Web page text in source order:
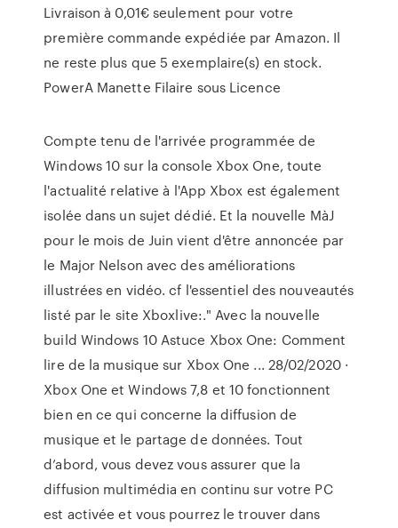
Livraison à 0,01€ seulement pour votre
première commande expédiée par Amazon. Il
ne reste plus que 5 exemplaire(s) en stock.
PowerA Manette Filaire sous Licence
Compte tenu de l'arrivée programmée de
Windows 10 sur la console Xbox One, toute
l'actualité relative à l'App Xbox est également
isolée dans un sujet dédié. Et la nouvelle MàJ
pour le mois de Juin vient d'être annoncée par
le Major Nelson avec des améliorations
illustrées en vidéo. cf l'essentiel des nouveautés
listé par le site Xboxlive:." Avec la nouvelle
build Windows 10 Astuce Xbox One: Comment
lire de la musique sur Xbox One ... 28/02/2020 ·
Xbox One et Windows 7,8 et 10 fonctionnent
bien en ce qui concerne la diffusion de
musique et le partage de données. Tout
d’abord, vous devez vous assurer que la
diffusion multimédia en continu sur votre PC
est activée et vous pourrez le trouver dans